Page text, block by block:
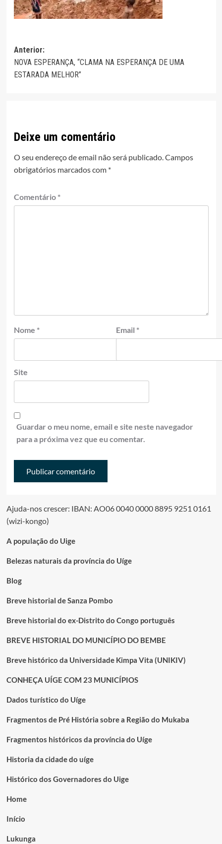
Navegação
de
Anterior:
NOVA ESPERANÇA, “CLAMA NA ESPERANÇA DE UMA
ESTARADA MELHOR”
Deixe um comentário
O seu endereço de email não será publicado.Campos
obrigatórios marcados com *
Comentário *
Nome * Email *
Site
Guardar o meu nome, email e site neste navegador
para a próxima vez que eu comentar.
Ajuda-nos crescer: IBAN: AO06 0040 0000 8895 9251 0161
(wizi-kongo)
A população do Uige
Belezas naturais da província do Uíge
Blog
Breve historial de Sanza Pombo
Breve historial do ex-Distrito do Congo português
BREVE HISTORIAL DO MUNICÍPIO DO BEMBE
Breve histórico da Universidade Kimpa Vita (UNIKIV)
CONHEÇA UÍGE COM 23 MUNICÍPIOS
Dados turístico do Uíge
Fragmentos de Pré História sobre a Região do Mukaba
Fragmentos históricos da província do Uíge
Historia da cidade do uíge
Histórico dos Governadores do Uige
Home
Início
Lukunga